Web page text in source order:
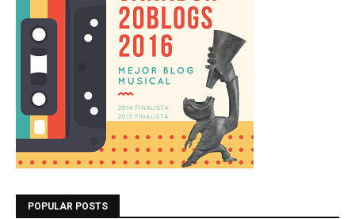
POPULAR POSTS